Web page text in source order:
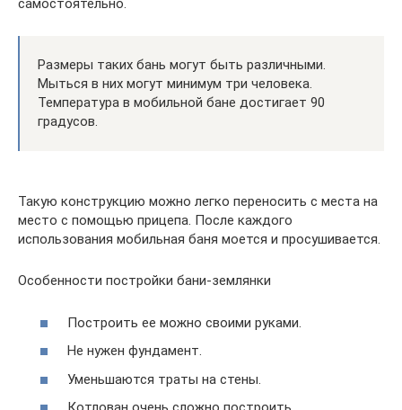
самостоятельно.
Размеры таких бань могут быть различными.
Мыться в них могут минимум три человека.
Температура в мобильной бане достигает 90
градусов.
Такую конструкцию можно легко переносить с места на
место с помощью прицепа. После каждого
использования мобильная баня моется и просушивается.
Особенности постройки бани-землянки
Построить ее можно своими руками.
Не нужен фундамент.
Уменьшаются траты на стены.